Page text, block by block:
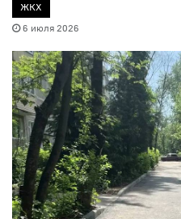
ЖКХ
6 июля 2026